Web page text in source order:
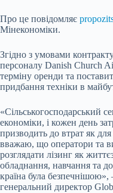
Про це повідомляє
Мінекономіки.
Згідно з умовами
персоналу Danish Church
терміну оренди та
придбання техніки в
«Сільськогосподарський
економіки, і кожен день
призводить до втрат як
вважаю, що оператори та
розглядати лізинг як
обладнання, навчання та
країна була
генеральний директор